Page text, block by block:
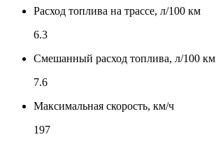
Расход топлива на трассе, л/100 км
6.3
Смешанный расход топлива, л/100 км
7.6
Максимальная скорость, км/ч
197